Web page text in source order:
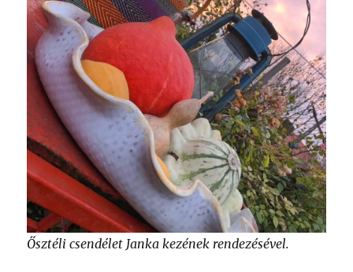
Ősztéli csendélet Janka kezének rendezésével.